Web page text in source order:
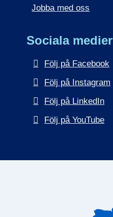
Jobba med oss
Sociala medier
Följ på Facebook
Följ på Instagram
Följ på LinkedIn
Följ på YouTube